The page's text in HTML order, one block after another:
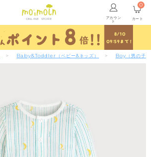
ONLINE STORE アカウン
ト カート
0
Baby&Toddler （ベビー&キッズ） Boy （男の子）